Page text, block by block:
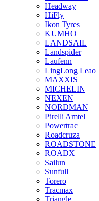
Headway
HiFly
Ikon Tyres
KUMHO
LANDSAIL
Landspider
Laufenn
LingLong Leao
MAXXIS
MICHELIN
NEXEN
NORDMAN
Pirelli Amtel
Powertrac
Roadcruza
ROADSTONE
ROADX
Sailun
Sunfull
Torero
Tracmax
Triangle